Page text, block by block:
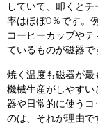
していて、叩くと
率はほぼ0％です。
コーヒーカップや
ているものが磁器で
焼く温度も磁器が最
機械生産がしやすい
器や日常的に使うコ
のは、それが理由で